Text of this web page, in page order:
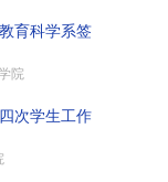
育科学系签
院
次学生工作